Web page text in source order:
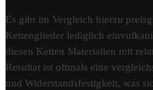
Es gibt im Vergleich hierzu
Kettenglieder lediglich
diesen Ketten Materialien mit
Resultat ist oftmals eine
und Widerstandsfestigkeit, was